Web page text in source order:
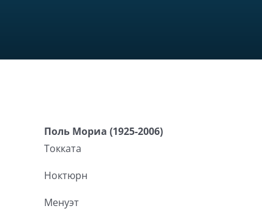
Поль Мориа (1925-2006)
Токката
Ноктюрн
Менуэт